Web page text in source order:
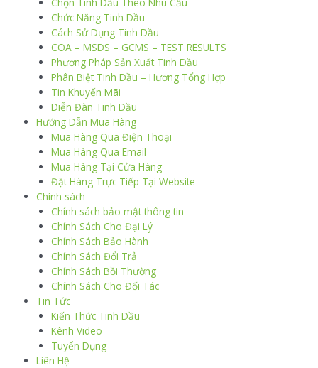
Chức Năng Tinh Dầu
Cách Sử Dụng Tinh Dầu
COA – MSDS – GCMS – TEST RESULTS
Phương Pháp Sản Xuất Tinh Dầu
Phân Biệt Tinh Dầu – Hương Tổng Hợp
Tin Khuyến Mãi
Diễn Đàn Tinh Dầu
Hướng Dẫn Mua Hàng
Mua Hàng Qua Điện Thoại
Mua Hàng Qua Email
Mua Hàng Tại Cửa Hàng
Đặt Hàng Trực Tiếp Tại Website
Chính sách
Chính sách bảo mật thông tin
Chính Sách Cho Đại Lý
Chính Sách Bảo Hành
Chính Sách Đổi Trả
Chính Sách Bồi Thường
Chính Sách Cho Đối Tác
Tin Tức
Kiến Thức Tinh Dầu
Kênh Video
Tuyển Dụng
Liên Hệ